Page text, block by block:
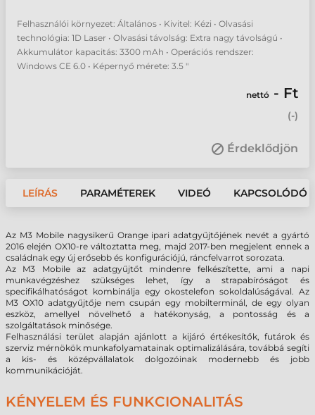
Felhasználói környezet: Általános • Kivitel: Kézi • Olvasási
technológia: 1D Laser • Olvasási távolság: Extra nagy távolságú •
Akkumulátor kapacitás: 3300 mAh • Operációs rendszer:
Windows CE 6.0 • Képernyő mérete: 3.5 "
nettó - Ft
(-)
Érdeklődjön
LEÍRÁS PARAMÉTEREK VIDEÓ KAPCSOLÓDÓ
Az M3 Mobile nagysikerű Orange ipari adatgyűjtőjének nevét a gyártó
2016 elején OX10-re változtatta meg, majd 2017-ben megjelent ennek a
családnak egy új erősebb és konfigurációjú, ráncfelvarrot sorozata.
Az M3 Mobile az adatgyűjtőt mindenre felkészítette, ami a napi
munkavégzéshez szükséges lehet, így a strapabíróságot és
specifikálhatóságot kombinálja egy okostelefon sokoldalúságával. Az
M3 OX10 adatgyűjtője nem csupán egy mobilterminál, de egy olyan
eszköz, amellyel növelhető a hatékonyság, a pontosság és a
szolgáltatások minősége.
Felhasználási terület alapján ajánlott a kijáró értékesítők, futárok és
szerviz mérnökök munkafolyamatainak optimalizálására, továbbá segíti
a kis- és középvállalatok dolgozóinak modernebb és jobb
kommunikációját.
KÉNYELEM ÉS FUNKCIONALITÁS